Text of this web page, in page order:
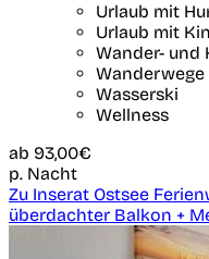
Urlaub mit
Urlaub mit
Wander- und
Wanderwege
Wasserski
Wellness
ab 93,00€
p. Nacht
Zu Inserat Ostsee
überdachter Balkon +